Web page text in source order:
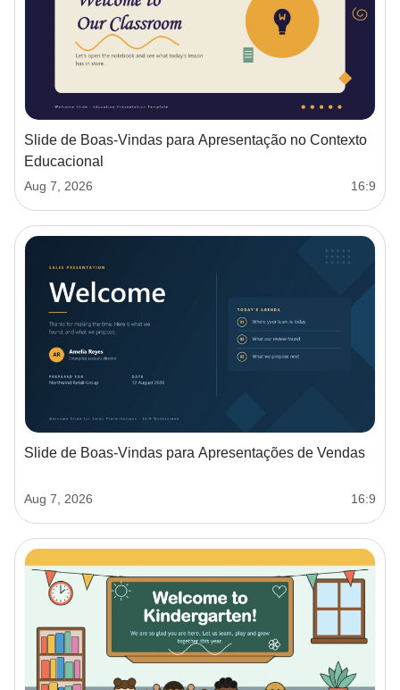
Slide de Boas‑Vindas para Apresentação no Contexto
Educacional
Aug 7, 2026 16:9
Slide de Boas‑Vindas para Apresentações de Vendas
Aug 7, 2026 16:9